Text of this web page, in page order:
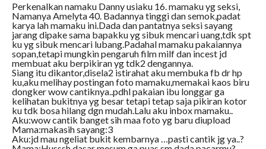
Perkenalkan namaku Danny usiaku 16. mamaku yg seksi,
Namanya Amelyta 40. Badannya tinggi dan semok,padat
karya lah mamaku ini.Dada dan pantatnya seksi sayang
jarang dipake sama bapakku yg sibuk mencari uang,tdk spt
ku yg sibuk mencari lubang.Padahal mamaku pakaiannya
sopan,tetapi mungkin pengaruh film milf dan incest jd
membuat aku berpikiran yg tdk2 dengannya.
Siang itu dikantor,disela2 istirahat aku membuka fb dr hp
ku,aku melihay postingan foto mamaku,memakai kaos biru
dongker wow cantiknya..pdhl pakaian ibu longgar ga
kelihatan bukitnya yg besar tetapi tetap saja pikiran kotor
ku tdk bosa hilang dgn mudah.Lalu aku inbox mamaku..
Aku:wow cantik banget sih maa foto yg baru diupload
Mama:makasih sayang:3
Aku:jd mau ngeliat bukit kembarnya …pasti cantik jg ya..?